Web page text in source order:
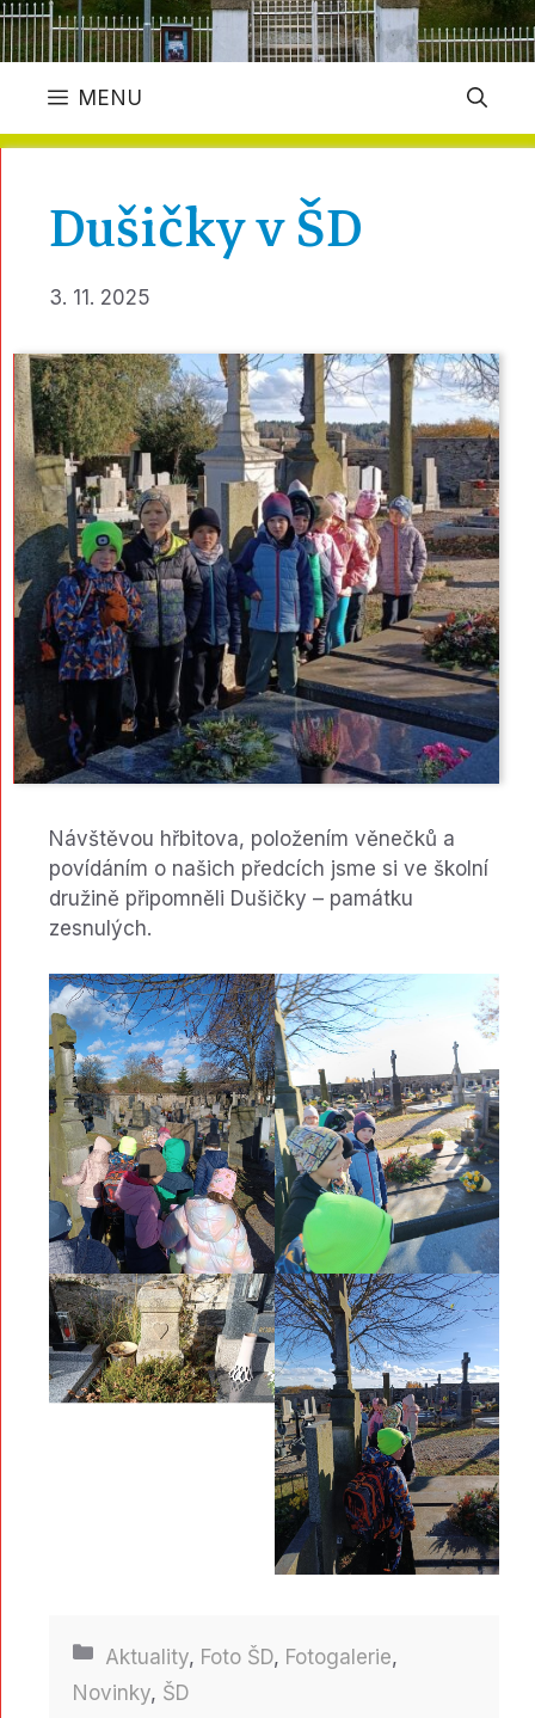
MENU
Dušičky v ŠD
3. 11. 2025
Návštěvou hřbitova, položením věnečků a
povídáním o našich předcích jsme si ve školní
družině připomněli Dušičky – památku
zesnulých.
Rubriky
Aktuality, Foto ŠD, Fotogalerie,
Novinky, ŠD